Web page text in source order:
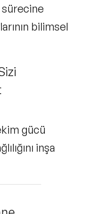
sürecine
bilimsel
gücü
inşa